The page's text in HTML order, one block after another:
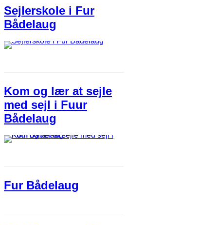
Sejlerskole i Fur
Bådelaug
Kom og lær at sejle
med sejl i Fuur
Bådelaug
Fur Bådelaug